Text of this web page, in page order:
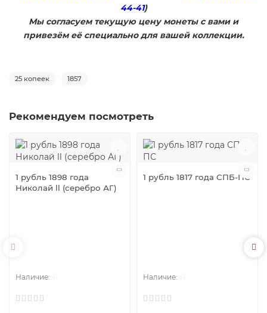
44-41)
​Мы согласуем текущую цену монеты с вами и
привезём её специально для вашей коллекции.
25 копеек 1857
Рекомендуем посмотреть
1 рубль 1898 года
Николай ll (серебро АГ)
1 рубль 1817 года СПБ-ПС